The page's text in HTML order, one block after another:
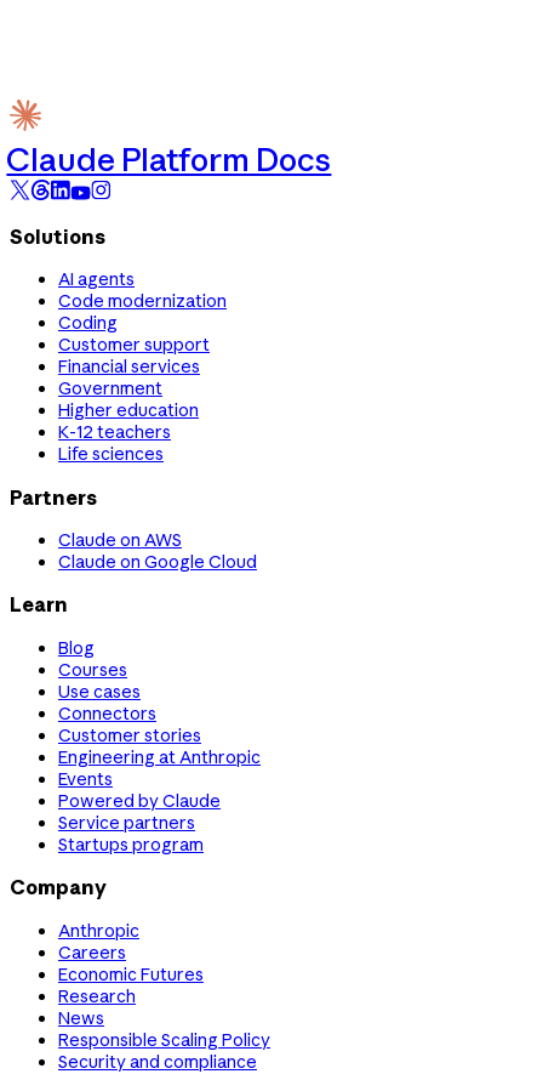
Claude Platform Docs
Solutions
AI agents
Code modernization
Coding
Customer support
Financial services
Government
Higher education
K-12 teachers
Life sciences
Partners
Claude on AWS
Claude on Google Cloud
Learn
Blog
Courses
Use cases
Connectors
Customer stories
Engineering at Anthropic
Events
Powered by Claude
Service partners
Startups program
Company
Anthropic
Careers
Economic Futures
Research
News
Responsible Scaling Policy
Security and compliance